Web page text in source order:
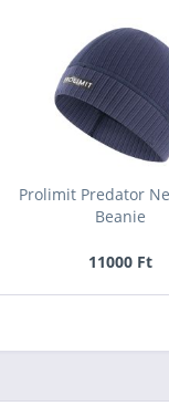
Prolimit Predator
Beanie
11000 Ft